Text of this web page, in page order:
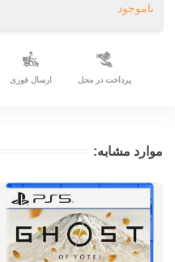
ناموجود
پرداخت در محل ارسال فوری
موارد مشابه: